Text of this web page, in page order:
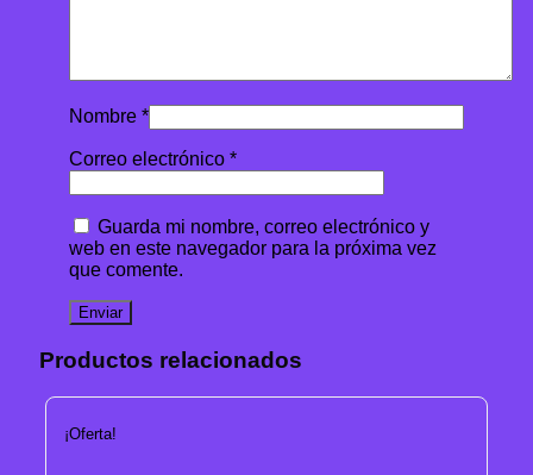
Nombre *
Correo electrónico *
Guarda mi nombre, correo electrónico y
web en este navegador para la próxima vez
que comente.
Productos relacionados
¡Oferta!